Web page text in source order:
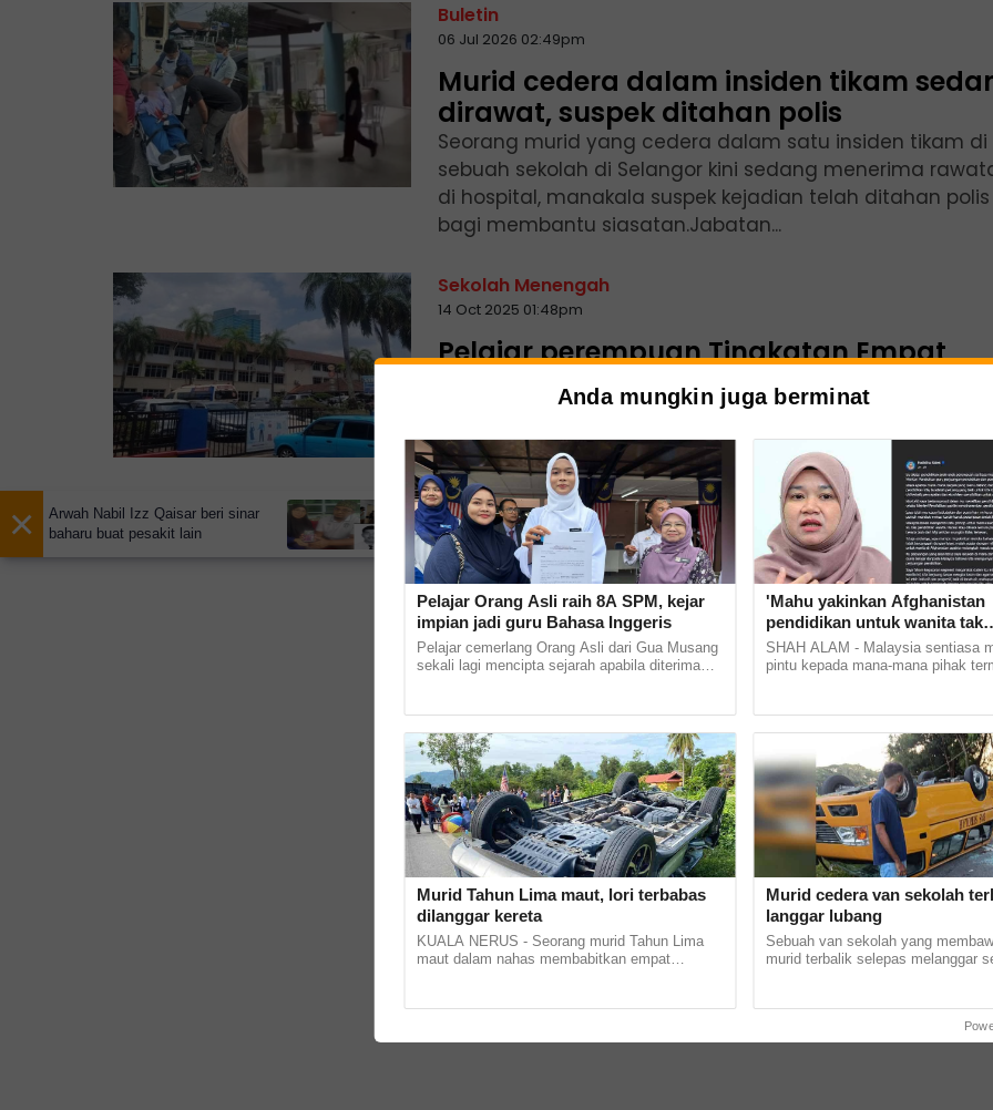
Buletin
06 Jul 2026 02:49pm
Murid cedera dalam insiden tikam
dirawat, suspek ditahan polis
Seorang murid yang cedera dalam satu insiden tikam di
sebuah sekolah di Selangor kini sedang menerima
di hospital, manakala suspek kejadian telah ditahan polis
bagi membantu siasatan.Jabatan...
Sekolah Menengah
14 Oct 2025 01:48pm
Pelajar perempuan Tingkatan Empat
maut ditikam pelajar lelaki
Seorang pelajar perempuan Tingkatan Empat di sebuah
sekolah menengah di Bandar Utama, Petaling Jaya,
Selangor meninggal dunia selepas ditikam seorang
lelaki pada Selasa.Kejadian dipercayai...
×
Arwah Nabil Izz Qaisar beri sinar
baharu buat pesakit lain
Anda mungkin juga berminat
Pelajar Orang Asli raih 8A SPM, kejar
impian jadi guru Bahasa Inggeris
Pelajar cemerlang Orang Asli dari Gua Musang
sekali lagi mencipta sejarah apabila diterima
Murid Tahun Lima maut, lori terbabas
dilanggar kereta
KUALA NERUS - Seorang murid Tahun Lima
maut dalam nahas membabitkan empat
'Mahu yakinkan Afghanistan
pendidikan untuk wanita tak
bercanggah Islam'
SHAH ALAM - Malaysia sentiasa
pintu kepada mana-mana pihak
Murid cedera van sekolah
langgar lubang
Sebuah van sekolah yang
murid terbalik selepas melanggar